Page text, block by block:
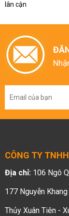
lân cận
CÔNG TY
Địa chỉ: 106 Ngô
177 Nguyễn
Thủy Xuân Tiên -